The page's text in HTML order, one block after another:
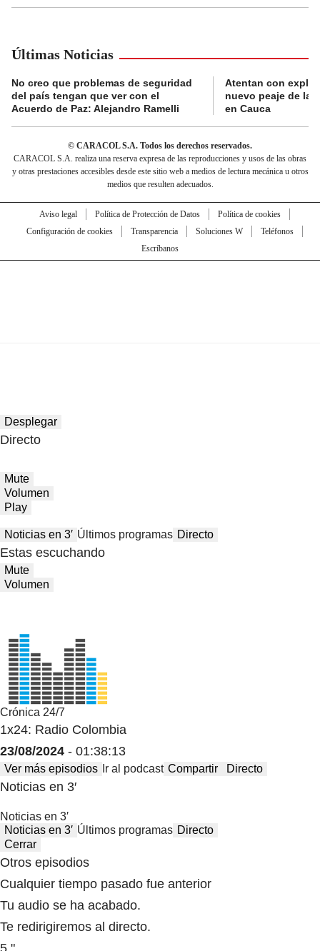
Últimas Noticias
No creo que problemas de seguridad
del país tengan que ver con el
Acuerdo de Paz: Alejandro Ramelli
Atentan con
nuevo peaje de la
en Cauca
© CARACOL S.A. Todos los derechos reservados.
CARACOL S.A. realiza una reserva expresa de las reproducciones y usos de las obras
y otras prestaciones accesibles desde este sitio web a medios de lectura mecánica u otros
medios que resulten adecuados.
Aviso legal Política de Protección de Datos
Política de cookies
Configuración de cookies
Transparencia Soluciones W
Teléfonos
Escríbanos
Desplegar
Directo
Mute
Volumen
Play
Noticias en 3′ Últimos programas Directo
Estas escuchando
Mute
Volumen
Crónica 24/7
1x24: Radio Colombia
23/08/2024 - 01:38:13
Ver más episodios Ir al podcast Compartir Directo
Noticias en 3′
Noticias en 3′
Noticias en 3′ Últimos programas Directo
Cerrar
Otros episodios
Cualquier tiempo pasado fue anterior
Tu audio se ha acabado.
Te redirigiremos al directo.
5 "